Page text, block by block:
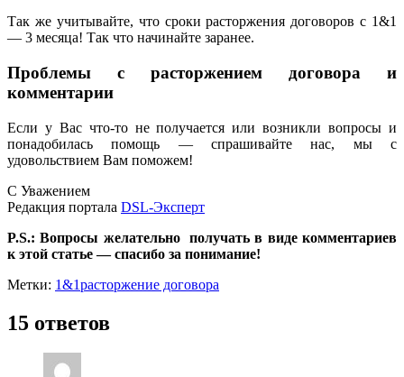
Так же учитывайте, что сроки расторжения договоров с 1&1
— 3 месяца! Так что начинайте заранее.
Проблемы с расторжением договора и
комментарии
Если у Вас что-то не получается или возникли вопросы и
понадобилась помощь — спрашивайте нас, мы с
удовольствием Вам поможем!
С Уважением
Редакция портала DSL-Эксперт
P.S.: Вопросы желательно получать в виде комментариев
к этой статье — спасибо за понимание!
Метки: 1&1расторжение договора
15 ответов